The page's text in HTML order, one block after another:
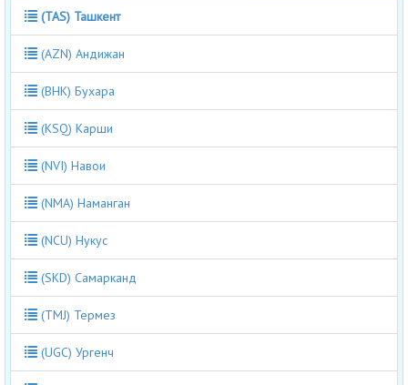
(TAS) Ташкент
(AZN) Андижан
(BHK) Бухара
(KSQ) Карши
(NVI) Навои
(NMA) Наманган
(NCU) Нукус
(SKD) Самарканд
(TMJ) Термез
(UGC) Ургенч